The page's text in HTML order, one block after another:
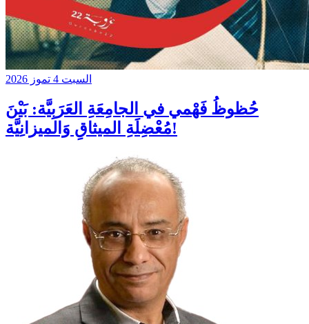
السبت 4 تموز 2026
حُظوظُ فَهْمي في الجامِعَةِ العَرَبِيَّة: بَيْنَ
مُعْضِلَةِ الميثاقِ وَالميزانِيَّة!